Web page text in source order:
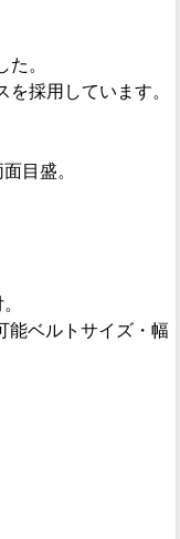
。
採用しています。
目盛。
能ベルトサイズ・幅